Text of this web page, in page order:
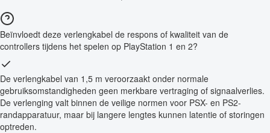
Beïnvloedt deze verlengkabel de respons of kwaliteit van de
controllers tijdens het spelen op PlayStation 1 en 2?
De verlengkabel van 1,5 m veroorzaakt onder normale
gebruiksomstandigheden geen merkbare vertraging of signaalverlies.
De verlenging valt binnen de veilige normen voor PSX- en PS2-
randapparatuur, maar bij langere lengtes kunnen latentie of storingen
optreden.